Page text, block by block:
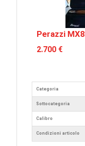
Perazzi MX8
2.700 €
Categoria
Sottocategoria
Calibro
Condizioni articolo